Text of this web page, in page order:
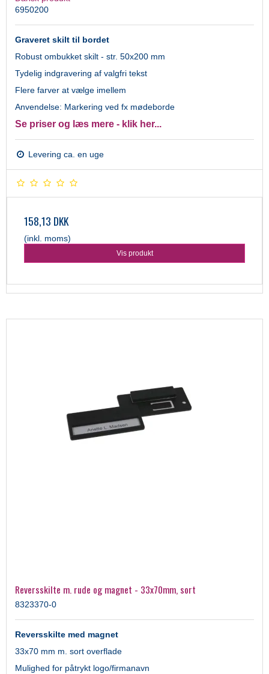
6950200
Graveret skilt til bordet
Robust ombukket skilt - str. 50x200 mm
Tydelig indgravering af valgfri tekst
Flere farver at vælge imellem
Anvendelse: Markering ved fx mødeborde
Se priser og læs mere - klik her...
Levering ca. en uge
158,13 DKK
(inkl. moms)
Vis produkt
Reversskilte m. rude og magnet - 33x70mm, sort
8323370-0
Reversskilte med magnet
33x70 mm m. sort overflade
Mulighed for påtrykt logo/firmanavn